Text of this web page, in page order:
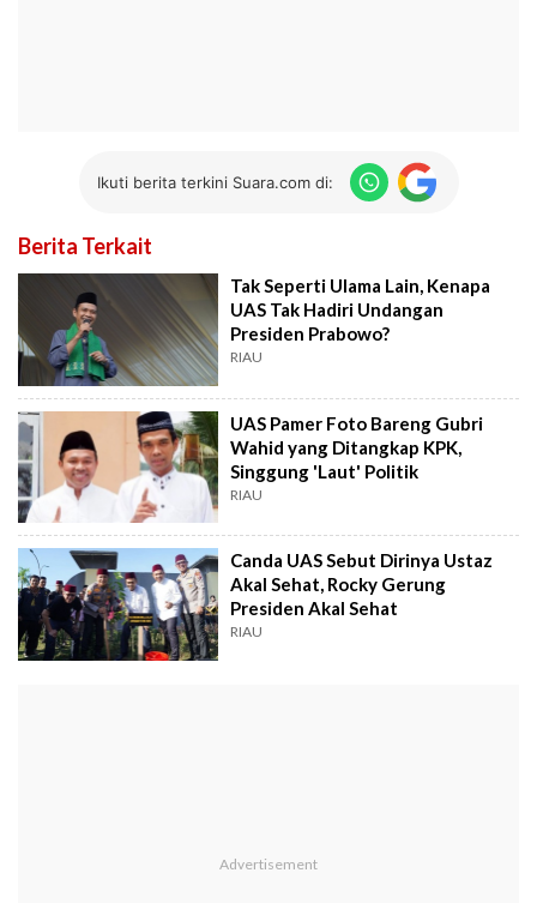
Ikuti berita terkini Suara.com di:
Berita Terkait
Tak Seperti Ulama Lain, Kenapa
UAS Tak Hadiri Undangan
Presiden Prabowo?
RIAU
UAS Pamer Foto Bareng Gubri
Wahid yang Ditangkap KPK,
Singgung 'Laut' Politik
RIAU
Canda UAS Sebut Dirinya Ustaz
Akal Sehat, Rocky Gerung
Presiden Akal Sehat
RIAU